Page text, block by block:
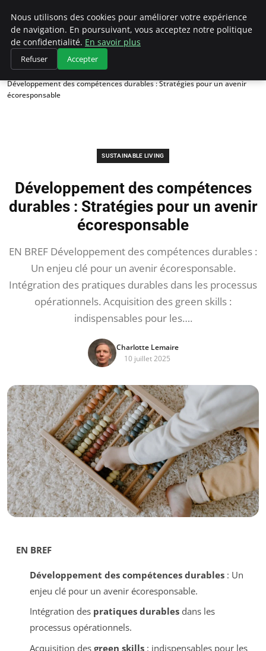
Climategatecountryclub.com
Accueil
Sustainable Living
Développement des compétences durables : Stratégies pour un avenir
écoresponsable
SUSTAINABLE LIVING
Développement des compétences
durables : Stratégies pour un avenir
écoresponsable
EN BREF Développement des compétences durables :
Un enjeu clé pour un avenir écoresponsable.
Intégration des pratiques durables dans les processus
opérationnels. Acquisition des green skills :
indispensables pour les….
Charlotte Lemaire
10 juillet 2025
EN BREF
Développement des compétences durables: Un
enjeu clé pour un avenir écoresponsable.
Intégration des pratiques durablesdans les
processus opérationnels.
Acquisition des green skills: indispensables pour les
Nous utilisons des cookies pour améliorer votre expérience
de navigation. En poursuivant, vous acceptez notre politique
de confidentialité. En savoir plus
Refuser Accepter